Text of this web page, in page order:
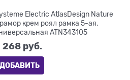
Electric AtlasDesign Nature
крем роял рамка 5-ая,
ATN343105
268 руб.
ДОБАВИТЬ